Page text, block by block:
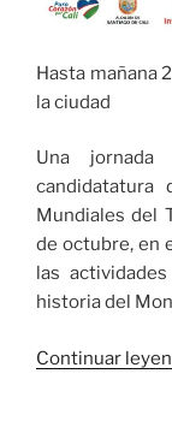
Hasta mañana
la ciudad
Una
Mundiales del
de octubre, en
las
historia del
Continuar